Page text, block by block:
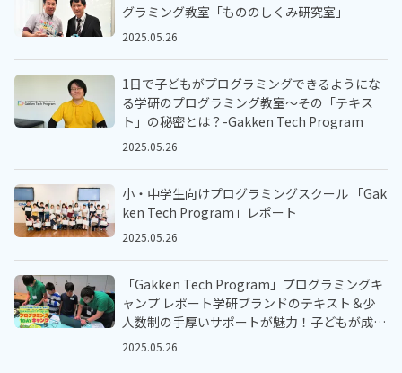
グラミング教室「もののしくみ研究室」
2025.05.26
1日で子どもがプログラミングできるようにな
る学研のプログラミング教室～その「テキス
ト」の秘密とは？-Gakken Tech Program
2025.05.26
小・中学生向けプログラミングスクール 「Gak
ken Tech Program」レポート
2025.05.26
「Gakken Tech Program」プログラミングキ
ャンプ レポート学研ブランドのテキスト＆少
人数制の手厚いサポートが魅力！子どもが成長
する授業カリキュラム
2025.05.26